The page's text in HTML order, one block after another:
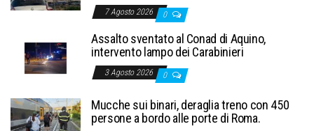
7 Agosto 2026 0
Assalto sventato al Conad di Aquino,
intervento lampo dei Carabinieri
3 Agosto 2026 0
Mucche sui binari, deraglia treno con 450
persone a bordo alle porte di Roma.